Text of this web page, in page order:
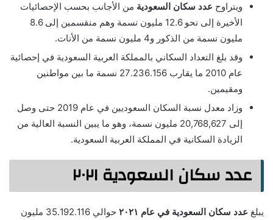
ويتراوح عدد سكان السعودية من الأجانب بحسب الإحصائيات
الأخيرة إلى نحو 12.6 مليون نسمة وهم منقسمين إلى 8.6
مليون نسمة من الذكور و4 مليون نسمة من الأنات.
وقد بلغ التعداد السكاني بالمملكة العربية السعودية في إحصائية
عام 2010 ما يقارب 27.236.156 نسمة ما بين مواطنين
ومقيمين.
وزاد معدل نسبة السكان السعوديين في عام 2019 حتى وصل
إلى 20,768,627 مليون نسمة، وهو ما يبين النسبة العالية من
الزيادة السكانية في المملكة العربية السعودية.
عدد سكان السعودية ٢٠٢١
يبلغ عدد سكان السعودية في عام ٢٠٢١
حوالي 35.192.116 مليون